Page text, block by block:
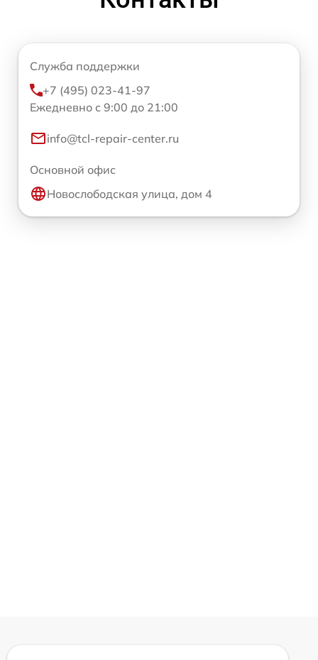
Служба поддержки
+7 (495) 023-41-97
Ежедневно с 9:00 до 21:00
info@tcl-repair-center.ru
Основной офис
Новослободская улица, дом 4